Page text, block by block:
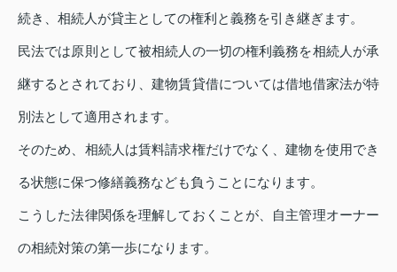
続き、相続人が貸主としての権利と義務を引き継ぎます。
民法では原則として被相続人の一切の権利義務を相続人が承
継するとされており、建物賃貸借については借地借家法が特
別法として適用されます。
そのため、相続人は賃料請求権だけでなく、建物を使用でき
る状態に保つ修繕義務なども負うことになります。
こうした法律関係を理解しておくことが、自主管理オーナー
の相続対策の第一歩になります。